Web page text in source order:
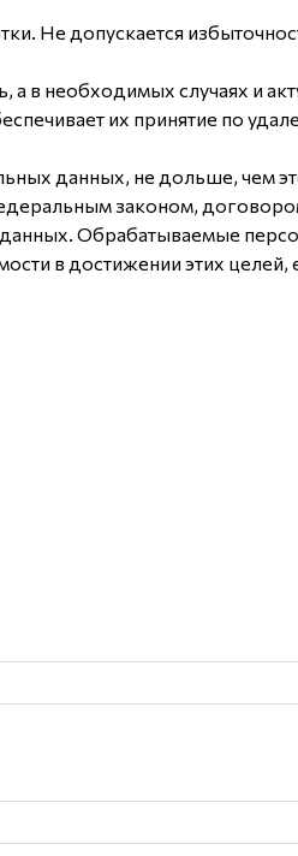
Не допускается
в необходимых случаях и
их принятие по
данных, не дольше, чем
законом,
Обрабатываемые
в достижении этих целей,